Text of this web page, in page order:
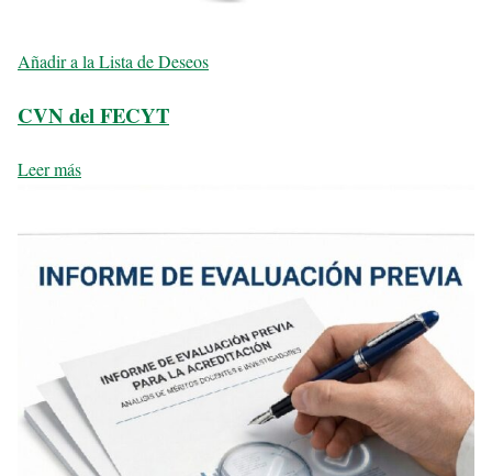
Añadir a la Lista de Deseos
CVN del FECYT
Leer más